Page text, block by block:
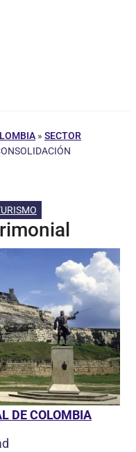
» SECTOR
DE COLOMBIA